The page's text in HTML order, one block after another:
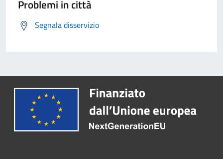
Problemi in città
Segnala disservizio